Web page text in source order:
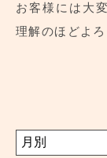
お客様には大
理解のほどよ